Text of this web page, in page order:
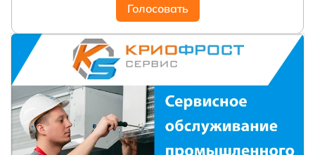
Голосовать